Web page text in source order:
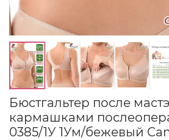
Бюстгальтер после
кармашками
0385/1У 1Ум/бежевый